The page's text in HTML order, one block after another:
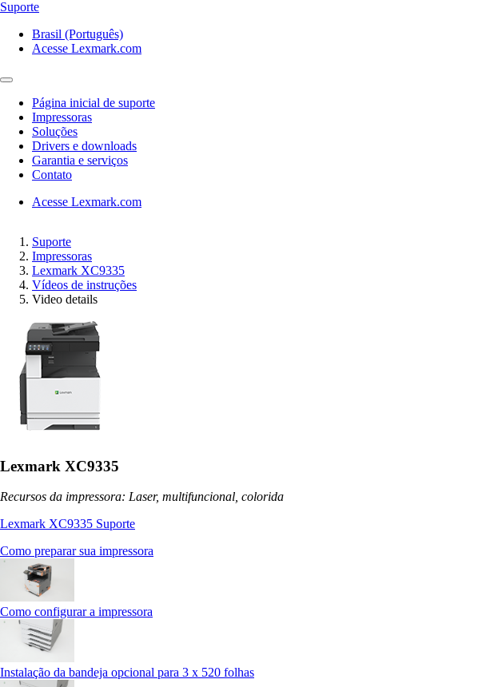
Suporte
Brasil (Português)
Acesse Lexmark.com
Página inicial de suporte
Impressoras
Soluções
Drivers e downloads
Garantia e serviços
Contato
Acesse Lexmark.com
Suporte
Impressoras
Lexmark XC9335
Vídeos de instruções
Video details
Lexmark XC9335
Recursos da impressora: Laser, multifuncional, colorida
Lexmark XC9335 Suporte
Como preparar sua impressora
Como configurar a impressora
Instalação da bandeja opcional para 3 x 520 folhas